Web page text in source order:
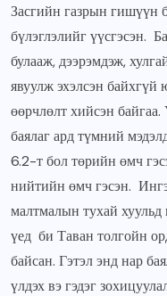
Засгийн газрын
бүлэглэлийг үүсгэсэн.
булааж, дээрэмдэж,
явуулж эхэлсэн байхгүй
өөрчлөлт хийсэн
баялаг ард түмний
6.2-т бол төрийн өмч
нийтийн өмч гэсэн.
малтмалын тухай
үед би Таван толгойн
байсан. Гэтэл энд нар
үлдэх вэ гэдэг